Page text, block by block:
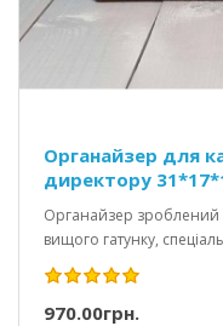
Органайзер для
директору
Органайзер зроблений
вищого гатунку,
970.00грн.